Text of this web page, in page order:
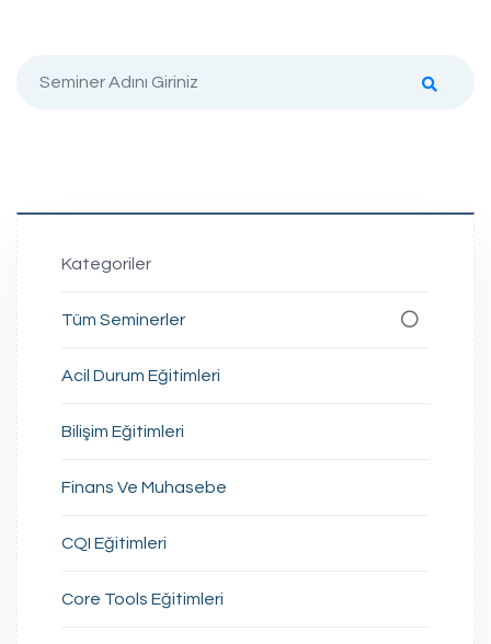
Kategoriler
Tüm Seminerler
Acil Durum Eğitimleri
Bilişim Eğitimleri
Finans Ve Muhasebe
CQI Eğitimleri
Core Tools Eğitimleri